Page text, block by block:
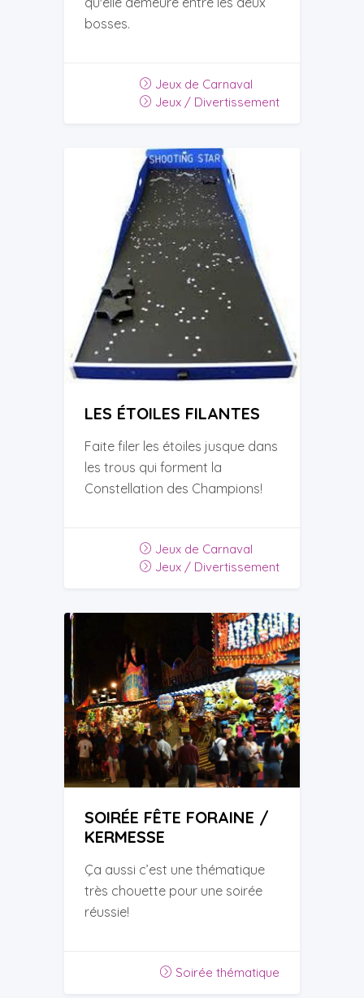
bosses.
Jeux de Carnaval
Jeux / Divertissement
LES ÉTOILES FILANTES
Faite filer les étoiles jusque dans
les trous qui forment la
Constellation des Champions!
Jeux de Carnaval
Jeux / Divertissement
SOIRÉE FÊTE FORAINE /
KERMESSE
Ça aussi c’est une thématique
très chouette pour une soirée
réussie!
Soirée thématique